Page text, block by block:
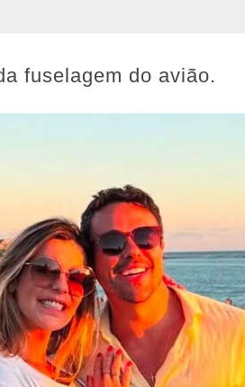
fuselagem do avião.